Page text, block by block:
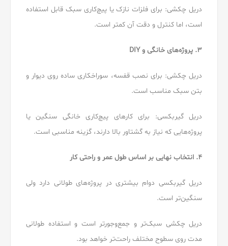
دریل چکشی: برای فلزات نازک یا پیچ‌کاری سبک قابل استفاده
است، اما کنترل و دقت آن کمتر است.
۳. پروژه‌های خانگی و DIY
دریل چکشی: برای نصب قفسه، سوراخکاری ساده روی دیوار و
بتن سبک مناسب است.
دریل گیربکسی: برای کارهای پیچ‌کاری خانگی سنگین یا
پروژه‌هایی که نیاز به گشتاور بالا دارند، گزینه مناسبی است.
۴. انتخاب نهایی بر اساس طول عمر و راحتی کار
دریل گیربکسی دوام بیشتری در پروژه‌های طولانی دارد ولی
سنگین‌تر است.
دریل چکشی سبک‌تر و جمع‌وجورتر است و استفاده طولانی
مدت روی سطوح مختلف راحت‌تر خواهد بود.